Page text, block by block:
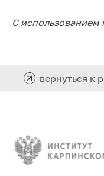
С использованием
вернуться к